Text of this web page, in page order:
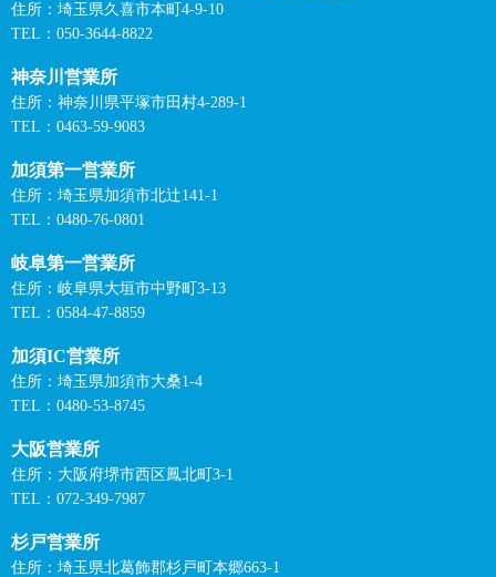
住所：埼玉県久喜市本町4-9-10
TEL：050-3644-8822
神奈川営業所
住所：神奈川県平塚市田村4-289-1
TEL：0463-59-9083
加須第一営業所
住所：埼玉県加須市北辻141-1
TEL：0480-76-0801
岐阜第一営業所
住所：岐阜県大垣市中野町3-13
TEL：0584-47-8859
加須IC営業所
住所：埼玉県加須市大桑1-4
TEL：0480-53-8745
大阪営業所
住所：大阪府堺市西区鳳北町3-1
TEL：072-349-7987
杉戸営業所
住所：埼玉県北葛飾郡杉戸町本郷663-1